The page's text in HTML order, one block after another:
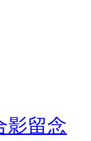
影留念